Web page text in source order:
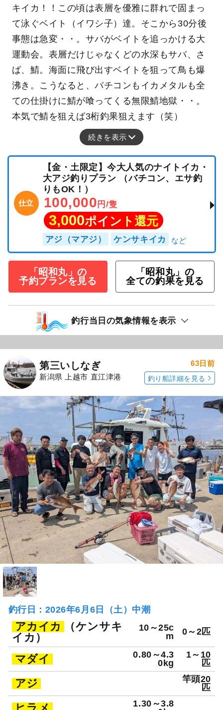
キイカ！！この頃は表層を優雅に群れで固まっ
て泳ぐベイト（イワシ子）達。そこから30分後
事態は急変・・。サバがベイトを追っかける大
運動会。表層だけじゃなくどの水深もサバ、さ
ば、鯖。海面に飛び出すベイトを狙って鳥も爆
沸き。こうなると、バチコンもイカメタルも全
ての仕掛けに鯖が喰ってくる無限鯖地獄・・。
本気で鯖を狙えば3桁釣果狙えます（笑）
続きを表示
仕立
【金・土限定】今大人気のナイトイカ・
大アジ釣りプラン （バチコン、エサ釣
りもOK！）
100,000 円/隻
3,000ポイント還元
アジ（マアジ） ケンサキイカ
「昭和丸」の
予約プランを見る
「昭和丸」の
全ての釣果を見る
釣行当日の気象情報を表示
第三いしなぎ
新潟県 上越市 直江津港
63日前
釣り船詳細を見る
釣行日：2026年6月6日（土）中潮
アカイカ
（ケンサキ
イカ）
10～25c
m
0～2匹
マダイ
0.80～4.3
0kg
1～10
匹
アジ
竿頭20
匹
1.30～3.8